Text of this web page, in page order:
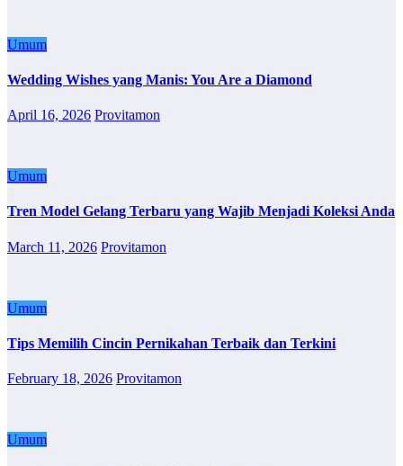
Umum
Wedding Wishes yang Manis: You Are a Diamond
April 16, 2026 Provitamon
Umum
Tren Model Gelang Terbaru yang Wajib Menjadi Koleksi Anda
March 11, 2026 Provitamon
Umum
Tips Memilih Cincin Pernikahan Terbaik dan Terkini
February 18, 2026 Provitamon
Umum